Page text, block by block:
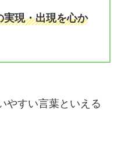
実現・出現を心か
やすい言葉といえる